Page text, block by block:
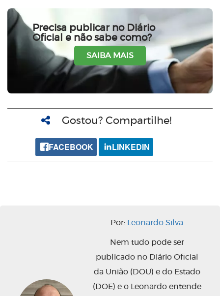
Precisa publicar no Diário
Oficial e não sabe como?
SAIBA MAIS
Gostou? Compartilhe!
FACEBOOK LINKEDIN
Por: Leonardo Silva
Nem tudo pode ser
publicado no Diário Oficial
da União (DOU) e do Estado
(DOE) e o Leonardo entende